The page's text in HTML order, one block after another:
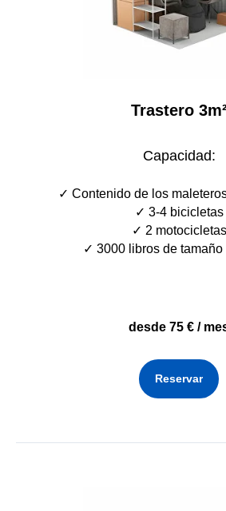
Trastero
Capacidad:
✓ Contenido de los
✓ 3-4 bicicletas
✓ 2 motocicletas
✓ 3000 libros de tamaño
desde 75 € /
Reservar